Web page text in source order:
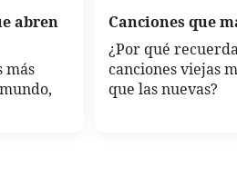
abren
más
Canciones que
¿Por qué
canciones viejas
que las nuevas?